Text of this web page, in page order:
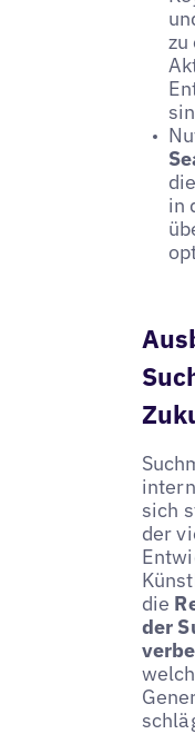
zu
in
sich
der
die
der